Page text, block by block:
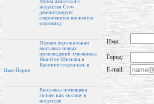
Музей азиатского
искусства Crow
демонстрирует
современную японскую
керамику
Первая персональная
выставка новых
произведений художника
Яна-Оле Шимана в
Касмине открылась в
Нью-Йорке
Выставка посвящена
голове как мотиву в
искусстве
Имя:
Город:
E-mail: